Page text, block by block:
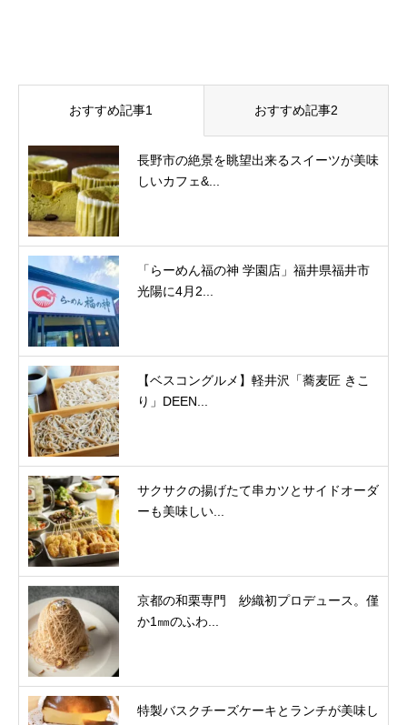
おすすめ記事1 おすすめ記事2
長野市の絶景を眺望出来るスイーツが美味
しいカフェ&...
「らーめん福の神 学園店」福井県福井市
光陽に4月2...
【ベスコングルメ】軽井沢「蕎麦匠 きこ
り」DEEN...
サクサクの揚げたて串カツとサイドオーダ
ーも美味しい...
京都の和栗専門 紗織初プロデュース。僅
か1㎜のふわ...
特製バスクチーズケーキとランチが美味し